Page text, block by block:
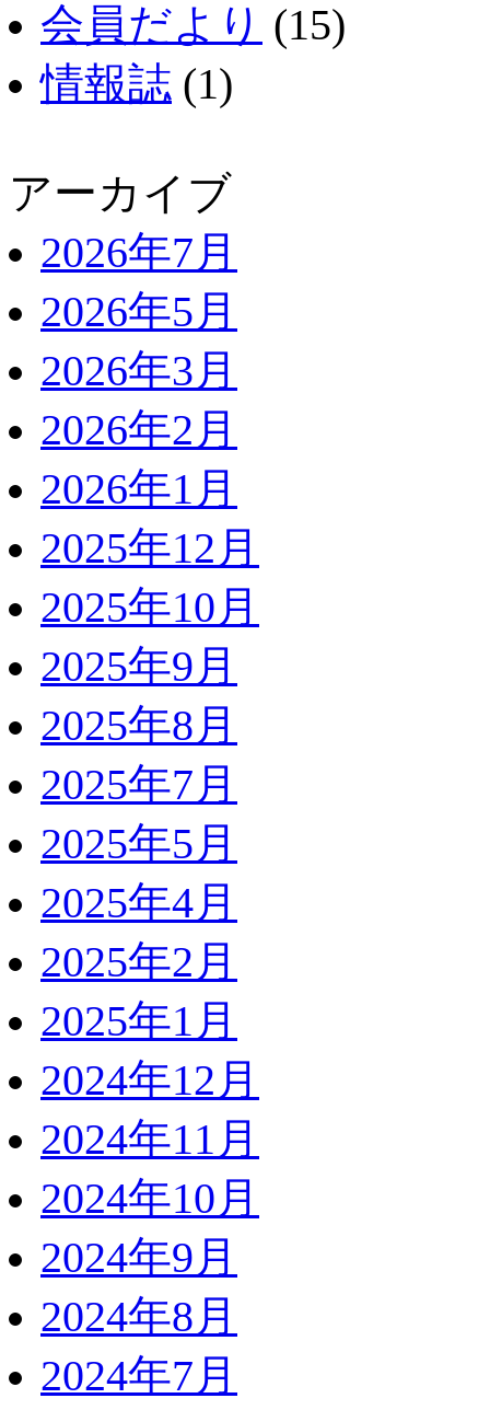
会員だより (15)
情報誌 (1)
アーカイブ
2026年7月
2026年5月
2026年3月
2026年2月
2026年1月
2025年12月
2025年10月
2025年9月
2025年8月
2025年7月
2025年5月
2025年4月
2025年2月
2025年1月
2024年12月
2024年11月
2024年10月
2024年9月
2024年8月
2024年7月